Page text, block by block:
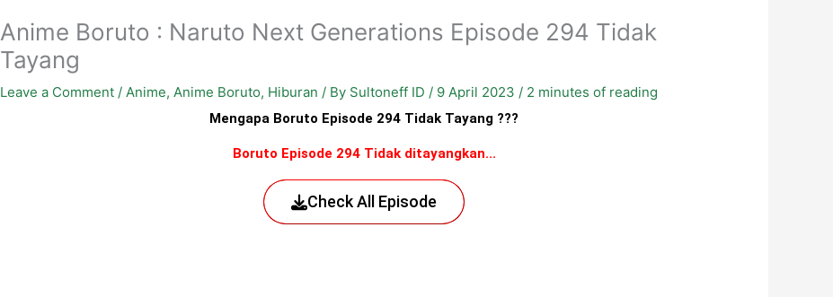
Anime Boruto : Naruto Next Generations Episode 294 Tidak
Tayang
Leave a Comment / Anime, Anime Boruto, Hiburan / By Sultoneff ID / 9 April 2023 / 2 minutes of reading
Mengapa Boruto Episode 294 Tidak Tayang ???
Boruto Episode 294 Tidak ditayangkan...
Check All Episode